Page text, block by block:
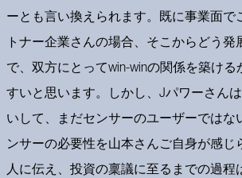
ーとも言い換えられます。既に事業面で
トナー企業さんの場合、そこからどう発
で、双方にとってwin-winの関係を築け
すいと思います。しかし、Jパワーさん
いして、まだセンサーのユーザーではな
ンサーの必要性を山本さんご自身が感じ
人に伝え、投資の稟議に至るまでの過程